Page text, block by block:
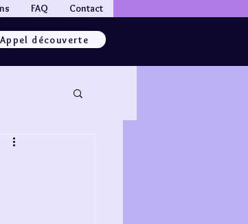
FAQ Contact
Appel découverte